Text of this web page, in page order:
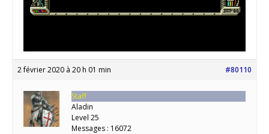
2 février 2020 à 20 h 01 min #80110
Staff
Aladin
Level 25
Messages : 16072